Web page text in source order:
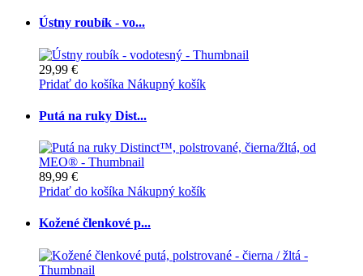
Ústny roubík - vo...
29,99 €
Pridať do košíka Nákupný košík
Putá na ruky Dist...
89,99 €
Pridať do košíka Nákupný košík
Kožené členkové p...